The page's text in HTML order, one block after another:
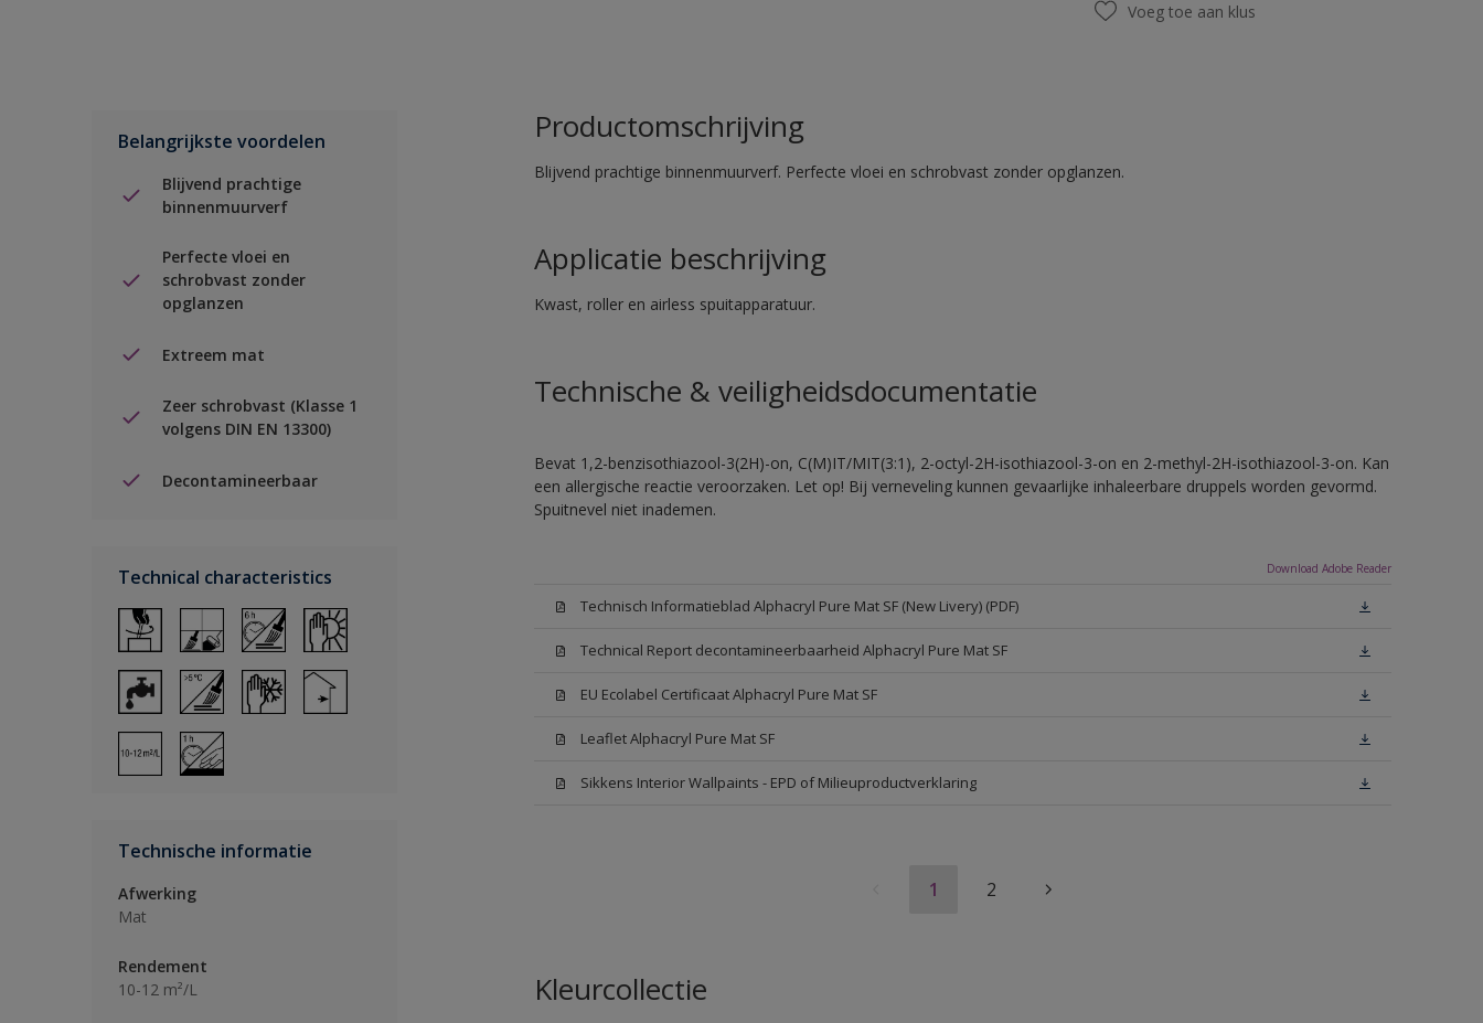
Voeg toe aan klus
Belangrijkste voordelen
Blijvend prachtige
binnenmuurverf
Perfecte vloei en
schrobvast zonder
opglanzen
Extreem mat
Zeer schrobvast (Klasse 1
volgens DIN EN 13300)
Decontamineerbaar
Technical characteristics
Technische informatie
Afwerking
Mat
Rendement
10-12 m²/L
Productomschrijving
Blijvend prachtige binnenmuurverf. Perfecte vloei en schrobvast zonder opglanzen.
Applicatie beschrijving
Kwast, roller en airless spuitapparatuur.
Technische & veiligheidsdocumentatie
Bevat 1,2-benzisothiazool-3(2H)-on, C(M)IT/MIT(3:1), 2-octyl-2H-isothiazool-3-on en 2-methyl-2H-isothiazool-3-on. Kan
een allergische reactie veroorzaken. Let op! Bij verneveling kunnen gevaarlijke inhaleerbare druppels worden gevormd.
Spuitnevel niet inademen.
Download Adobe Reader
Technisch Informatieblad Alphacryl Pure Mat SF (New Livery) (PDF)
Technical Report decontamineerbaarheid Alphacryl Pure Mat SF
EU Ecolabel Certificaat Alphacryl Pure Mat SF
Leaflet Alphacryl Pure Mat SF
Sikkens Interior Wallpaints - EPD of Milieuproductverklaring
1 2
Kleurcollectie